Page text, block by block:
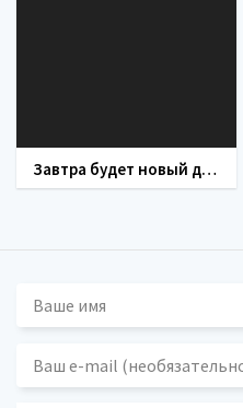
Завтра будет новый день (сериал 2019)